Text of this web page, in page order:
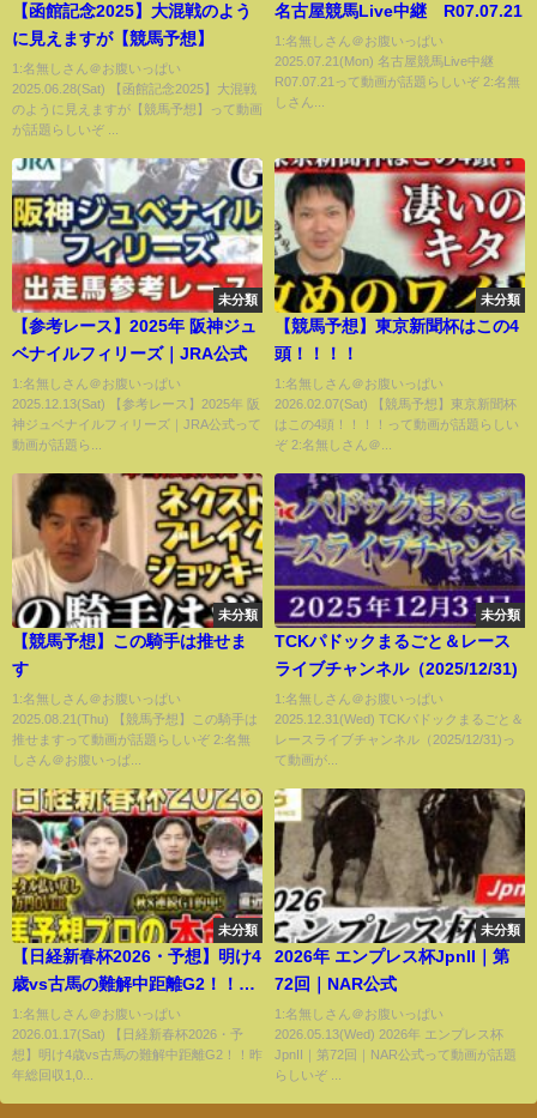
【函館記念2025】大混戦のよう
に見えますが【競馬予想】
1:名無しさん＠お腹いっぱい
2025.06.28(Sat) 【函館記念2025】大混戦
のように見えますが【競馬予想】って動画
が話題らしいぞ ...
名古屋競馬Live中継 R07.07.21
1:名無しさん＠お腹いっぱい
2025.07.21(Mon) 名古屋競馬Live中継
R07.07.21って動画が話題らしいぞ 2:名無
しさん...
未分類
【参考レース】2025年 阪神ジュ
ベナイルフィリーズ｜JRA公式
1:名無しさん＠お腹いっぱい
2025.12.13(Sat) 【参考レース】2025年 阪
神ジュベナイルフィリーズ｜JRA公式って
動画が話題ら...
未分類
【競馬予想】東京新聞杯はこの4
頭！！！！
1:名無しさん＠お腹いっぱい
2026.02.07(Sat) 【競馬予想】東京新聞杯
はこの4頭！！！！って動画が話題らしい
ぞ 2:名無しさん＠...
未分類
【競馬予想】この騎手は推せま
す
1:名無しさん＠お腹いっぱい
2025.08.21(Thu) 【競馬予想】この騎手は
推せますって動画が話題らしいぞ 2:名無
しさん＠お腹いっぱ...
未分類
TCKパドックまるごと＆レース
ライブチャンネル（2025/12/31)
1:名無しさん＠お腹いっぱい
2025.12.31(Wed) TCKパドックまるごと＆
レースライブチャンネル（2025/12/31)っ
て動画が...
未分類
【日経新春杯2026・予想】明け4
歳vs古馬の難解中距離G2！！昨
年総回収1,000万超のけんしろう
と引き続き絶好調のアキラ率い
る最強の予想家達が本命を大公
1:名無しさん＠お腹いっぱい
2026.01.17(Sat) 【日経新春杯2026・予
想】明け4歳vs古馬の難解中距離G2！！昨
年総回収1,0...
未分類
2026年 エンプレス杯JpnII｜第
72回｜NAR公式
1:名無しさん＠お腹いっぱい
2026.05.13(Wed) 2026年 エンプレス杯
JpnII｜第72回｜NAR公式って動画が話題
らしいぞ ...